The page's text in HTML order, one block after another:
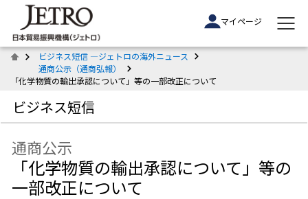
マイページ
ビジネス短信 ―ジェトロの海外ニュース
通商公示（通商弘報）
「化学物質の輸出承認について」等の一部改正について
ビジネス短信
通商公示
「化学物質の輸出承認について」等の
一部改正について